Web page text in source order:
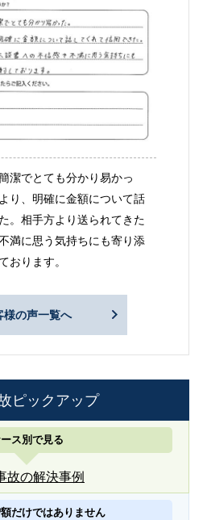
潔でとても分かり易かっ
り、明確に金額について話
。相手方より送られてきた
満に思う気持ちにも寄り添
おります。
様の声一覧へ
ピックアップ
ス別で見る
故の解決事例
だけではありません